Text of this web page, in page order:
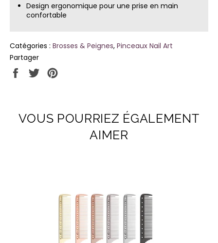
Design ergonomique pour une prise en main
confortable
Catégories : Brosses & Peignes, Pinceaux Nail Art
Partager
Partager
sur
Tweeter
sur
VOUS POURRIEZ ÉGALEMENT
AIMER